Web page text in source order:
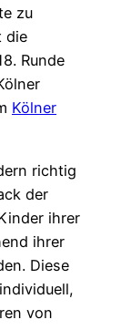
zu
die
Runde
Kölner
richtig
der
ihrer
ihrer
Diese
von